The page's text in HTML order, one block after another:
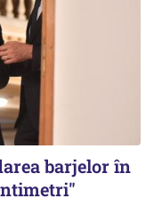
barjelor în